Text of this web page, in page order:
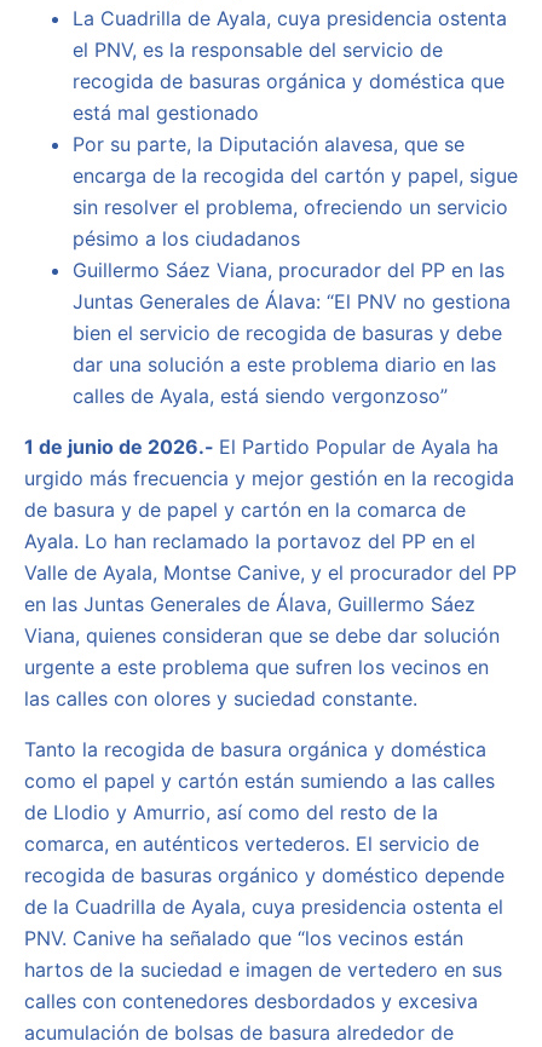
La Cuadrilla de Ayala, cuya presidencia ostenta
el PNV, es la responsable del servicio de
recogida de basuras orgánica y doméstica que
está mal gestionado
Por su parte, la Diputación alavesa, que se
encarga de la recogida del cartón y papel, sigue
sin resolver el problema, ofreciendo un servicio
pésimo a los ciudadanos
Guillermo Sáez Viana, procurador del PP en las
Juntas Generales de Álava: “El PNV no gestiona
bien el servicio de recogida de basuras y debe
dar una solución a este problema diario en las
calles de Ayala, está siendo vergonzoso”
1 de junio de 2026.- El Partido Popular de Ayala ha
urgido más frecuencia y mejor gestión en la recogida
de basura y de papel y cartón en la comarca de
Ayala. Lo han reclamado la portavoz del PP en el
Valle de Ayala, Montse Canive, y el procurador del PP
en las Juntas Generales de Álava, Guillermo Sáez
Viana, quienes consideran que se debe dar solución
urgente a este problema que sufren los vecinos en
las calles con olores y suciedad constante.
Tanto la recogida de basura orgánica y doméstica
como el papel y cartón están sumiendo a las calles
de Llodio y Amurrio, así como del resto de la
comarca, en auténticos vertederos. El servicio de
recogida de basuras orgánico y doméstico depende
de la Cuadrilla de Ayala, cuya presidencia ostenta el
PNV. Canive ha señalado que “los vecinos están
hartos de la suciedad e imagen de vertedero en sus
calles con contenedores desbordados y excesiva
acumulación de bolsas de basura alrededor de